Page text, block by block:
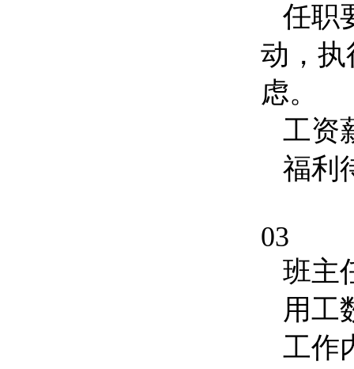
任职
动，执
虑。
工资
福利
03
班主
用工
工作